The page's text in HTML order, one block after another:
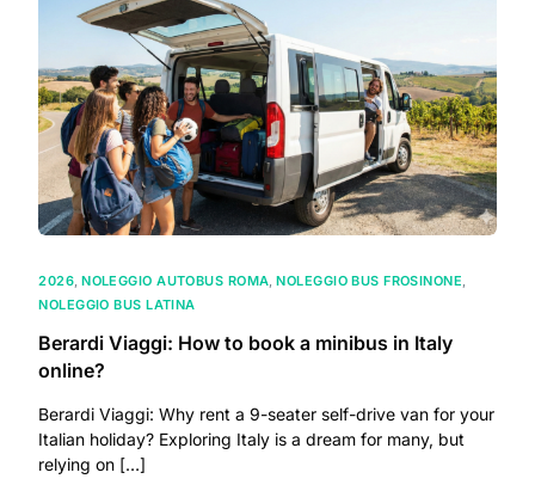
2026,NOLEGGIO AUTOBUS ROMA,NOLEGGIO BUS FROSINONE,
NOLEGGIO BUS LATINA
Berardi Viaggi: How to book a minibus in Italy
online?
Berardi Viaggi: Why rent a 9-seater self-drive van for your
Italian holiday? Exploring Italy is a dream for many, but
relying on […]